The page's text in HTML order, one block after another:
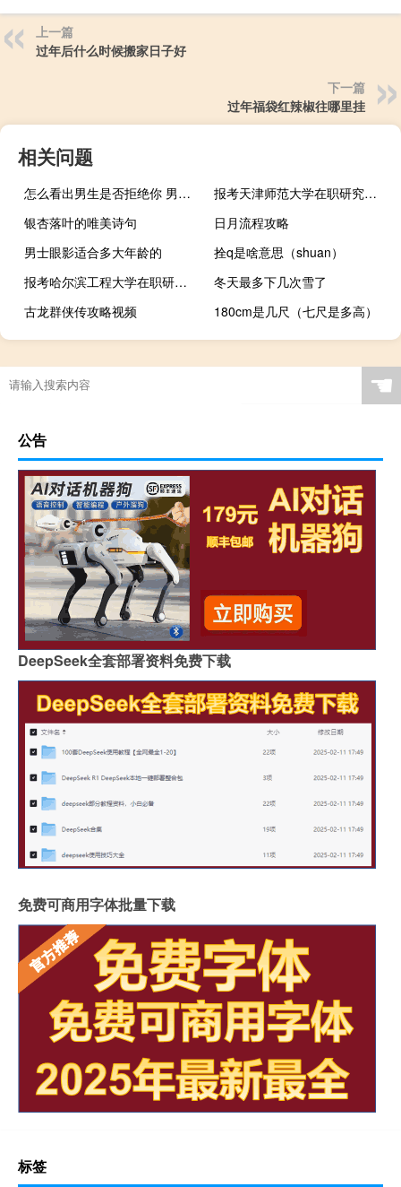
上一篇
过年后什么时候搬家日子好
下一篇
过年福袋红辣椒往哪里挂
相关问题
怎么看出男生是否拒绝你 男生拒绝你的表白表现
报考天津师范大学在职研究生需要本科毕业才能报名吗
银杏落叶的唯美诗句
日月流程攻略
男士眼影适合多大年龄的
拴q是啥意思（shuan）
报考哈尔滨工程大学在职研究生学习需要哪些费用
冬天最多下几次雪了
古龙群侠传攻略视频
180cm是几尺（七尺是多高）
☚
公告
DeepSeek全套部署资料免费下载
免费可商用字体批量下载
标签